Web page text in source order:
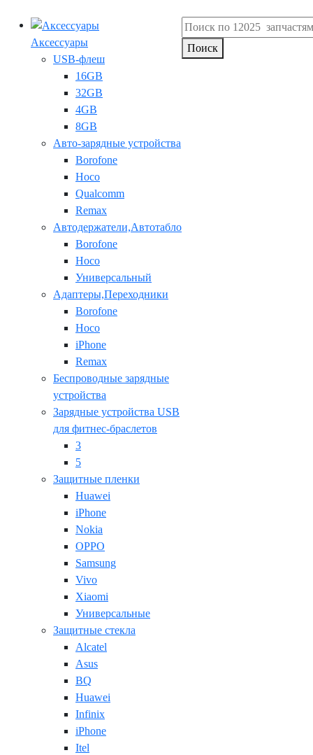
Аксессуары
USB-флеш
16GB
32GB
4GB
8GB
Авто-зарядные устройства
Borofone
Hoco
Qualcomm
Remax
Автодержатели,Автотабло
Borofone
Hoco
Универсальный
Адаптеры,Переходники
Borofone
Hoco
iPhone
Remax
Беспроводные зарядные
устройства
Зарядные устройства USB
для фитнес-браслетов
3
5
Защитные пленки
Huawei
iPhone
Nokia
OPPO
Samsung
Vivo
Xiaomi
Универсальные
Защитные стекла
Alcatel
Asus
BQ
Huawei
Infinix
iPhone
Itel
Поиск